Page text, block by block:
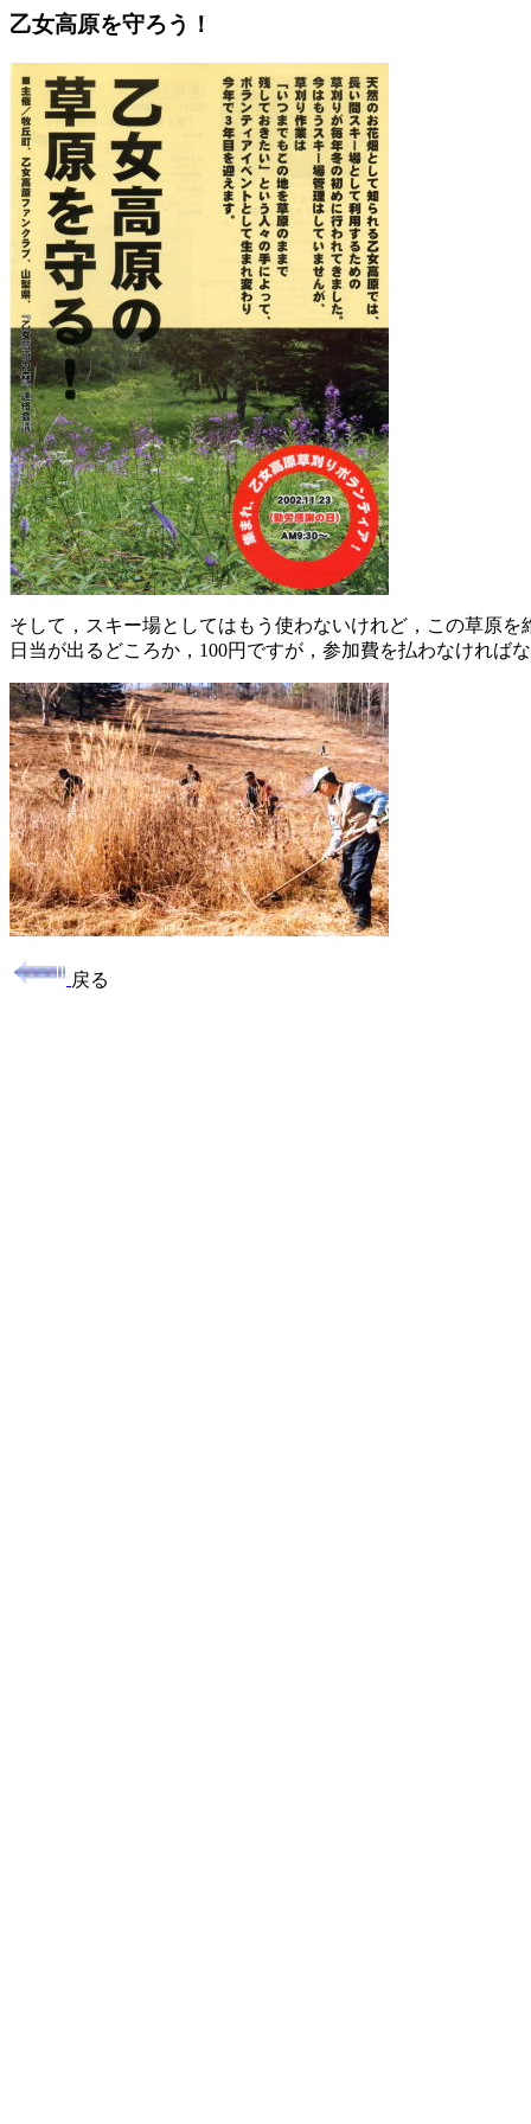
乙女高原を守ろう！
そして，スキー場としてはもう使わないけれど，この草原
日当が出るどころか，100円ですが，参加費を払わなければ
戻る